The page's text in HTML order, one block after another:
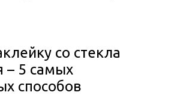
со стекла
– 5 самых
способов